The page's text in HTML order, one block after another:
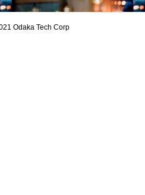
Odaka Tech Corp